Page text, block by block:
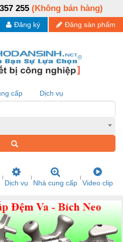
255 (Không bán hàng)
Đăng sản phẩm
Đăng ký
cấp Dịch vụ
Dịch vụ Nhà cung cấp Video clip